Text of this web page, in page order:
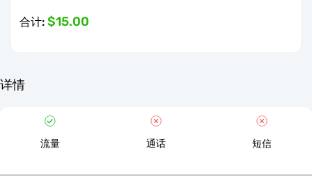
合计: $15.00
详情
流量 通话 短信